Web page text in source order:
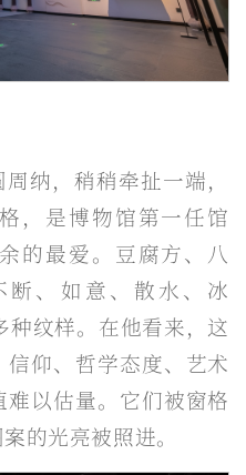
纳，稍稍牵扯一端，
，是博物馆第一任馆
的最爱。豆腐方、八
、如意、散水、冰
纹样。在他看来，这
仰、哲学态度、艺术
以估量。它们被窗格
的光亮被照进。